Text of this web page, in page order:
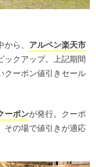
ら、 アルペン楽天市
ックアップ。上記期間
クーポン値引きセール
ーポンが発行。クーポ
その場で値引きが適応